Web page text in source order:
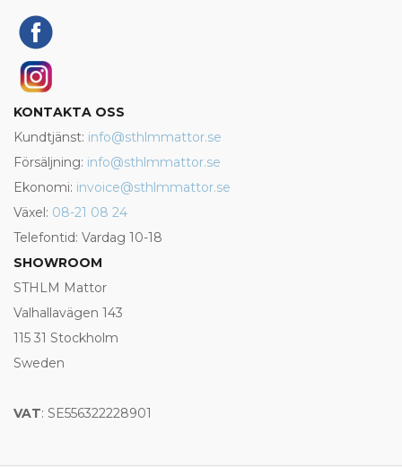
KONTAKTA OSS
Kundtjänst: info@sthlmmattor.se
Försäljning: info@sthlmmattor.se
Ekonomi: invoice@sthlmmattor.se
Växel: 08-21 08 24
Telefontid: Vardag 10-18
SHOWROOM
STHLM Mattor
Valhallavägen 143
115 31 Stockholm
Sweden
VAT: SE556322228901